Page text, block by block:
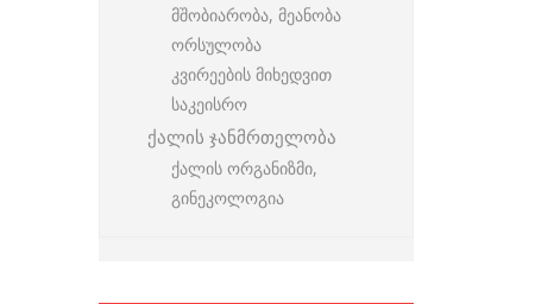
მშობიარობა, მეანობა
ორსულობა
კვირეების მიხედვით
საკეისრო
ქალის ჯანმრთელობა
ქალის ორგანიზმი,
გინეკოლოგია